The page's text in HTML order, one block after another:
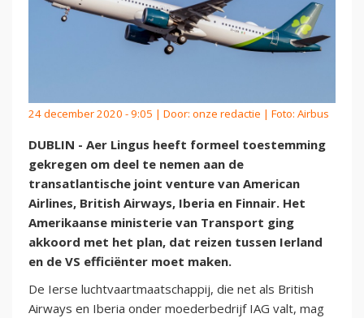
24 december 2020 - 9:05 | Door: onze redactie | Foto: Airbus
DUBLIN - Aer Lingus heeft formeel toestemming
gekregen om deel te nemen aan de
transatlantische joint venture van American
Airlines, British Airways, Iberia en Finnair. Het
Amerikaanse ministerie van Transport ging
akkoord met het plan, dat reizen tussen Ierland
en de VS efficiënter moet maken.
De Ierse luchtvaartmaatschappij, die net als British
Airways en Iberia onder moederbedrijf IAG valt, mag